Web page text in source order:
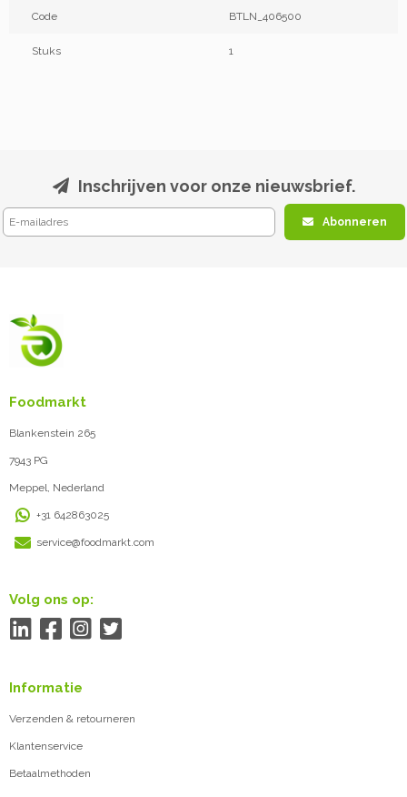
Code BTLN_406500
Stuks 1
Inschrijven voor onze nieuwsbrief.
Abonneren
Foodmarkt
Blankenstein 265
7943 PG
Meppel, Nederland
+31 642863025
service@foodmarkt.com
Volg ons op:
Informatie
Verzenden & retourneren
Klantenservice
Betaalmethoden